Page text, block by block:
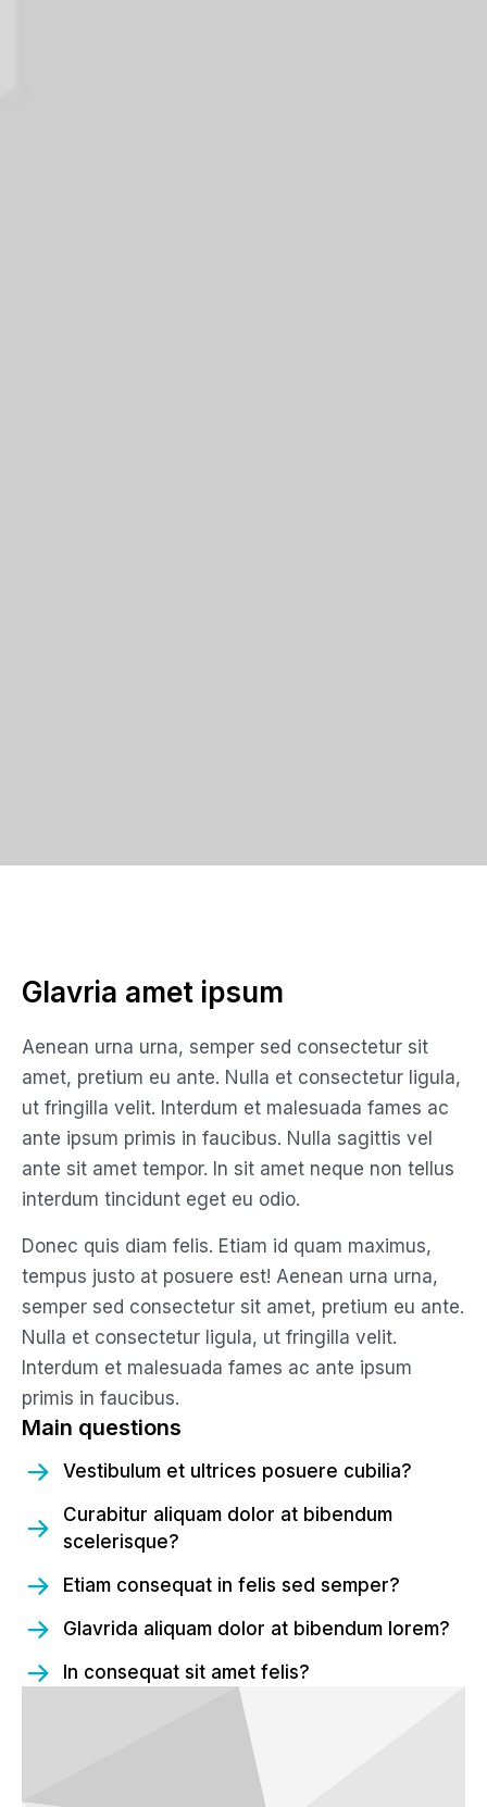
Glavria amet ipsum
Aenean urna urna, semper sed consectetur sit
amet, pretium eu ante. Nulla et consectetur ligula,
ut fringilla velit. Interdum et malesuada fames ac
ante ipsum primis in faucibus. Nulla sagittis vel
ante sit amet tempor. In sit amet neque non tellus
interdum tincidunt eget eu odio.
Donec quis diam felis. Etiam id quam maximus,
tempus justo at posuere est! Aenean urna urna,
semper sed consectetur sit amet, pretium eu ante.
Nulla et consectetur ligula, ut fringilla velit.
Interdum et malesuada fames ac ante ipsum
primis in faucibus.
Main questions
Vestibulum et ultrices posuere cubilia?
Curabitur aliquam dolor at bibendum
scelerisque?
Etiam consequat in felis sed semper?
Glavrida aliquam dolor at bibendum lorem?
In consequat sit amet felis?